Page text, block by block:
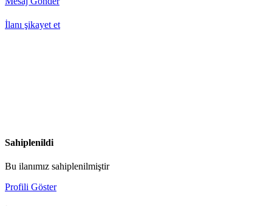
İlanı şikayet et
Sahiplenildi
Bu ilanımız sahiplenilmiştir
Profili Göster